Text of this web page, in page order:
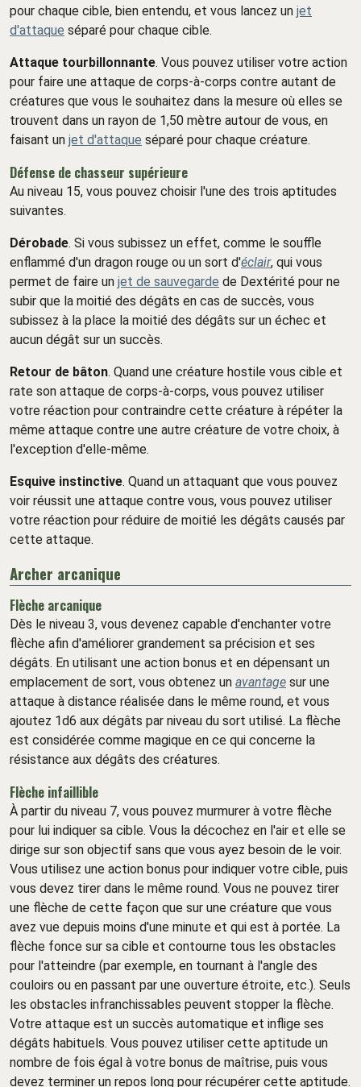
pour chaque cible, bien entendu, et vous lancez un jet
d'attaque séparé pour chaque cible.
Attaque tourbillonnante. Vous pouvez utiliser votre action
pour faire une attaque de corps-à-corps contre autant de
créatures que vous le souhaitez dans la mesure où elles se
trouvent dans un rayon de 1,50 mètre autour de vous, en
faisant un jet d'attaque séparé pour chaque créature.
Défense de chasseur supérieure
Au niveau 15, vous pouvez choisir l'une des trois aptitudes
suivantes.
Dérobade. Si vous subissez un effet, comme le souffle
enflammé d'un dragon rouge ou un sort d'éclair, qui vous
permet de faire un jet de sauvegarde de Dextérité pour ne
subir que la moitié des dégâts en cas de succès, vous
subissez à la place la moitié des dégâts sur un échec et
aucun dégât sur un succès.
Retour de bâton. Quand une créature hostile vous cible et
rate son attaque de corps-à-corps, vous pouvez utiliser
votre réaction pour contraindre cette créature à répéter la
même attaque contre une autre créature de votre choix, à
l'exception d'elle-même.
Esquive instinctive. Quand un attaquant que vous pouvez
voir réussit une attaque contre vous, vous pouvez utiliser
votre réaction pour réduire de moitié les dégâts causés par
cette attaque.
Archer arcanique
Flèche arcanique
Dès le niveau 3, vous devenez capable d'enchanter votre
flèche afin d'améliorer grandement sa précision et ses
dégâts. En utilisant une action bonus et en dépensant un
emplacement de sort, vous obtenez un avantage sur une
attaque à distance réalisée dans le même round, et vous
ajoutez 1d6 aux dégâts par niveau du sort utilisé. La flèche
est considérée comme magique en ce qui concerne la
résistance aux dégâts des créatures.
Flèche infaillible
À partir du niveau 7, vous pouvez murmurer à votre flèche
pour lui indiquer sa cible. Vous la décochez en l'air et elle se
dirige sur son objectif sans que vous ayez besoin de le voir.
Vous utilisez une action bonus pour indiquer votre cible, puis
vous devez tirer dans le même round. Vous ne pouvez tirer
une flèche de cette façon que sur une créature que vous
avez vue depuis moins d'une minute et qui est à portée. La
flèche fonce sur sa cible et contourne tous les obstacles
pour l'atteindre (par exemple, en tournant à l'angle des
couloirs ou en passant par une ouverture étroite, etc.). Seuls
les obstacles infranchissables peuvent stopper la flèche.
Votre attaque est un succès automatique et inflige ses
dégâts habituels. Vous pouvez utiliser cette aptitude un
nombre de fois égal à votre bonus de maîtrise, puis vous
devez terminer un repos long pour récupérer cette aptitude.